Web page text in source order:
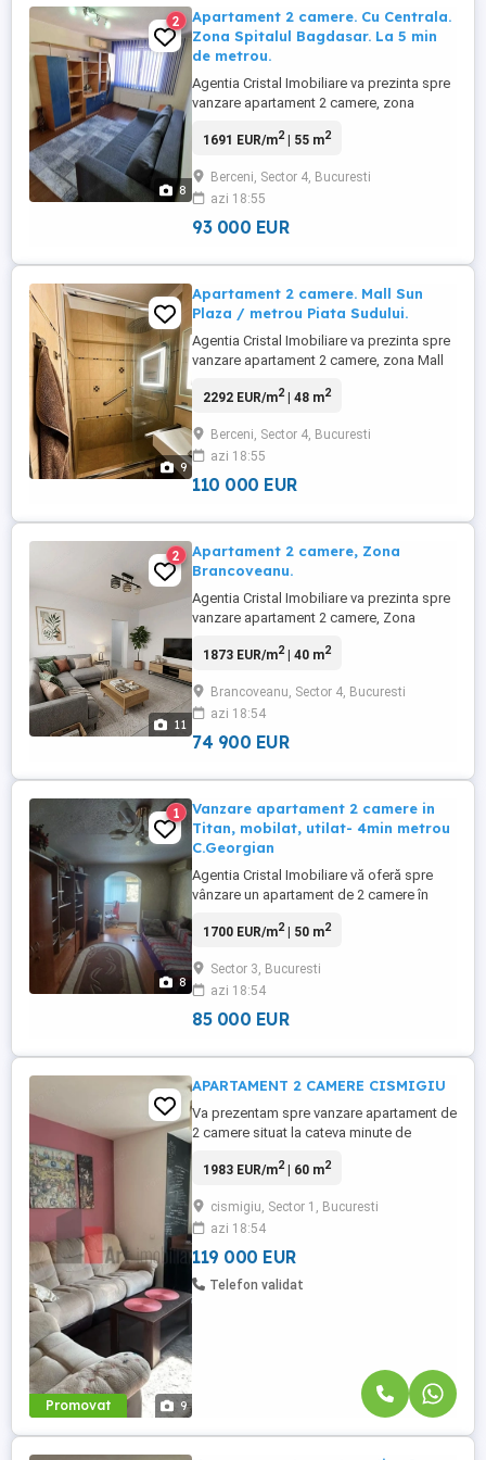
8
2
Apartament 2 camere. Cu Centrala.
Zona Spitalul Bagdasar. La 5 min
de metrou.
Agentia Cristal Imobiliare va prezinta spre
vanzare apartament 2 camere, zona
Aparatorii Patriei. Decomandat, etaj 8 din 9
proprie. Aer conditionat. An constructie
1982. Cu balcon. Suprafata totala 55 mp.
Complet ...
1691 EUR/m2| 55 m2
Berceni, Sector 4, Bucuresti
azi 18:55
93 000 EUR
9
Apartament 2 camere. Mall Sun
Plaza / metrou Piata Sudului.
Agentia Cristal Imobiliare va prezinta spre
vanzare apartament 2 camere, zona Mall
Decomandat, etaj 2 din 9. Apartamentul
sanitara si electrica - cupru. Termoizolat
tot apartamentul: peretii exteriori, peretii
intre vecini, ...
2292 EUR/m2| 48 m2
Berceni, Sector 4, Bucuresti
azi 18:55
110 000 EUR
11
2
Apartament 2 camere, Zona
Brancoveanu.
Agentia Cristal Imobiliare va prezinta spre
vanzare apartament 2 camere, Zona
Cu balcon. Bloc reabilitat termic. Renovat.
Pozele cu camerele mobilate sunt cu titlu
de prezentare si sugestie de mobilare.
Zona linistita, ...
1873 EUR/m2| 40 m2
Brancoveanu, Sector 4, Bucuresti
azi 18:54
74 900 EUR
8
1
Vanzare apartament 2 camere in
Titan, mobilat, utilat- 4min metrou
C.Georgian
Agentia Cristal Imobiliare vă oferă spre
vânzare un apartament de 2 camere în
Georgian. Detalii proprietate: 2 camere
4/4 An construcție: 1964 Bloc reabilitat
termic Se vinde complet mobilat și utilat 3
televizoare Mașină de ...
1700 EUR/m2| 50 m2
Sector 3, Bucuresti
azi 18:54
85 000 EUR
Promovat 9
APARTAMENT 2 CAMERE CISMIGIU
Va prezentam spre vanzare apartament de
2 camere situat la cateva minute de
2 al unui bloc de 4 etaje, blocul avand lift.
bucatarie functionala, o baie moderna si
balcon in suprafata ...
1983 EUR/m2| 60 m2
cismigiu, Sector 1, Bucuresti
azi 18:54
119 000 EUR
Telefon validat